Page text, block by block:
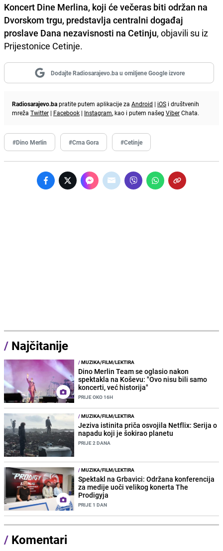
Koncert Dine Merlina, koji će večeras biti održan na
Dvorskom trgu, predstavlja centralni događaj
proslave Dana nezavisnosti na Cetinju, objavili su iz
Prijestonice Cetinje.
Dodajte Radiosarajevo.ba u omiljene Google izvore
Radiosarajevo.bapratite putem aplikacije za Android | iOS i društvenih
mreža Twitter | Facebook | Instagram, kao i putem našeg ViberChata.
#Dino Merlin #Crna Gora #Cetinje
/ Najčitanije
/MUZIKA/FILM/LEKTIRA
Dino Merlin Team se oglasio nakon
spektakla na Koševu: "Ovo nisu bili samo
koncerti, već historija"
PRIJE OKO 16H
/MUZIKA/FILM/LEKTIRA
Jeziva istinita priča osvojila Netflix: Serija o
napadu koji je šokirao planetu
PRIJE 2 DANA
/MUZIKA/FILM/LEKTIRA
Spektakl na Grbavici: Održana konferencija
za medije uoči velikog konerta The
Prodigyja
PRIJE 1 DAN
/ Komentari